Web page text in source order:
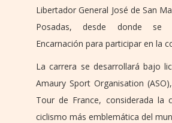
Libertador General José de San
Posadas, desde donde se
Encarnación para participar en la
La carrera se desarrollará bajo
Amaury Sport Organisation
Tour de France, considerada la
ciclismo más emblemática del